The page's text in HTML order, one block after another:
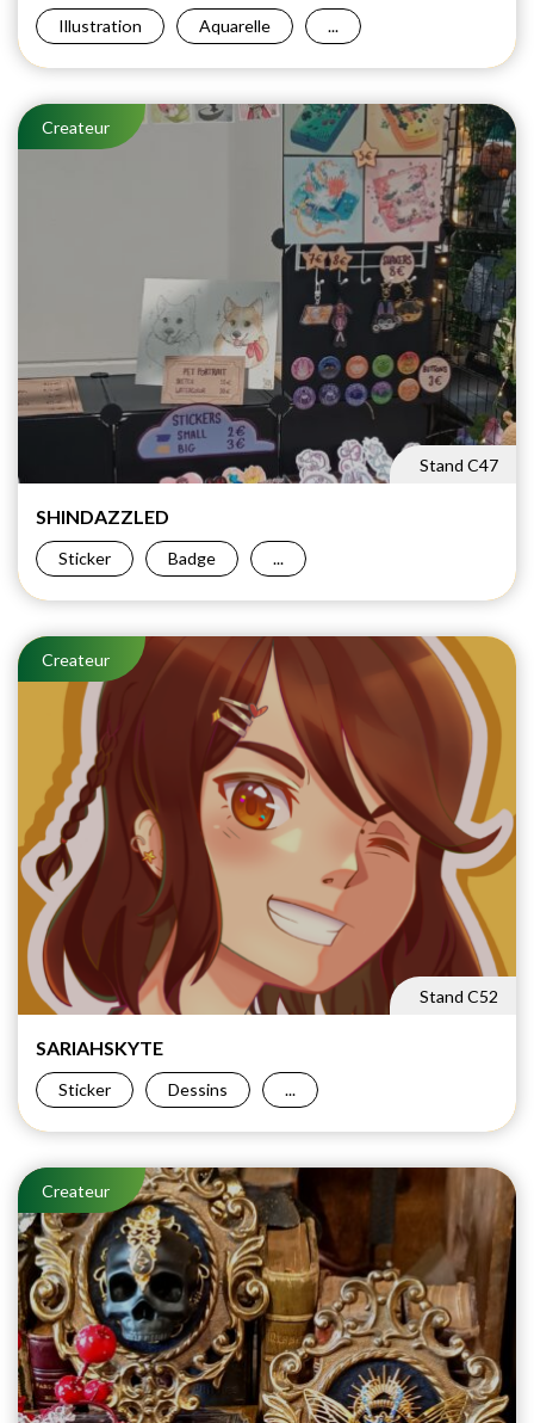
Illustration Aquarelle ...
Stand C47
Createur
SHINDAZZLED
Sticker Badge ...
Stand C52
Createur
SARIAHSKYTE
Sticker Dessins ...
Createur